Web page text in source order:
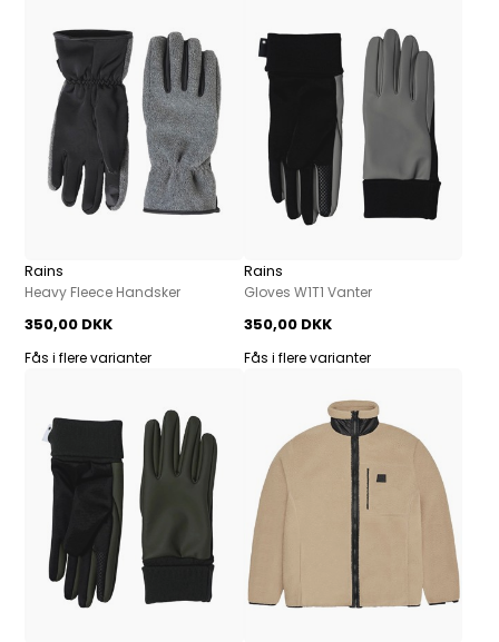
Rains
Heavy Fleece Handsker
350,00 DKK
Fås i flere varianter
Rains
Gloves W1T1 Vanter
350,00 DKK
Fås i flere varianter